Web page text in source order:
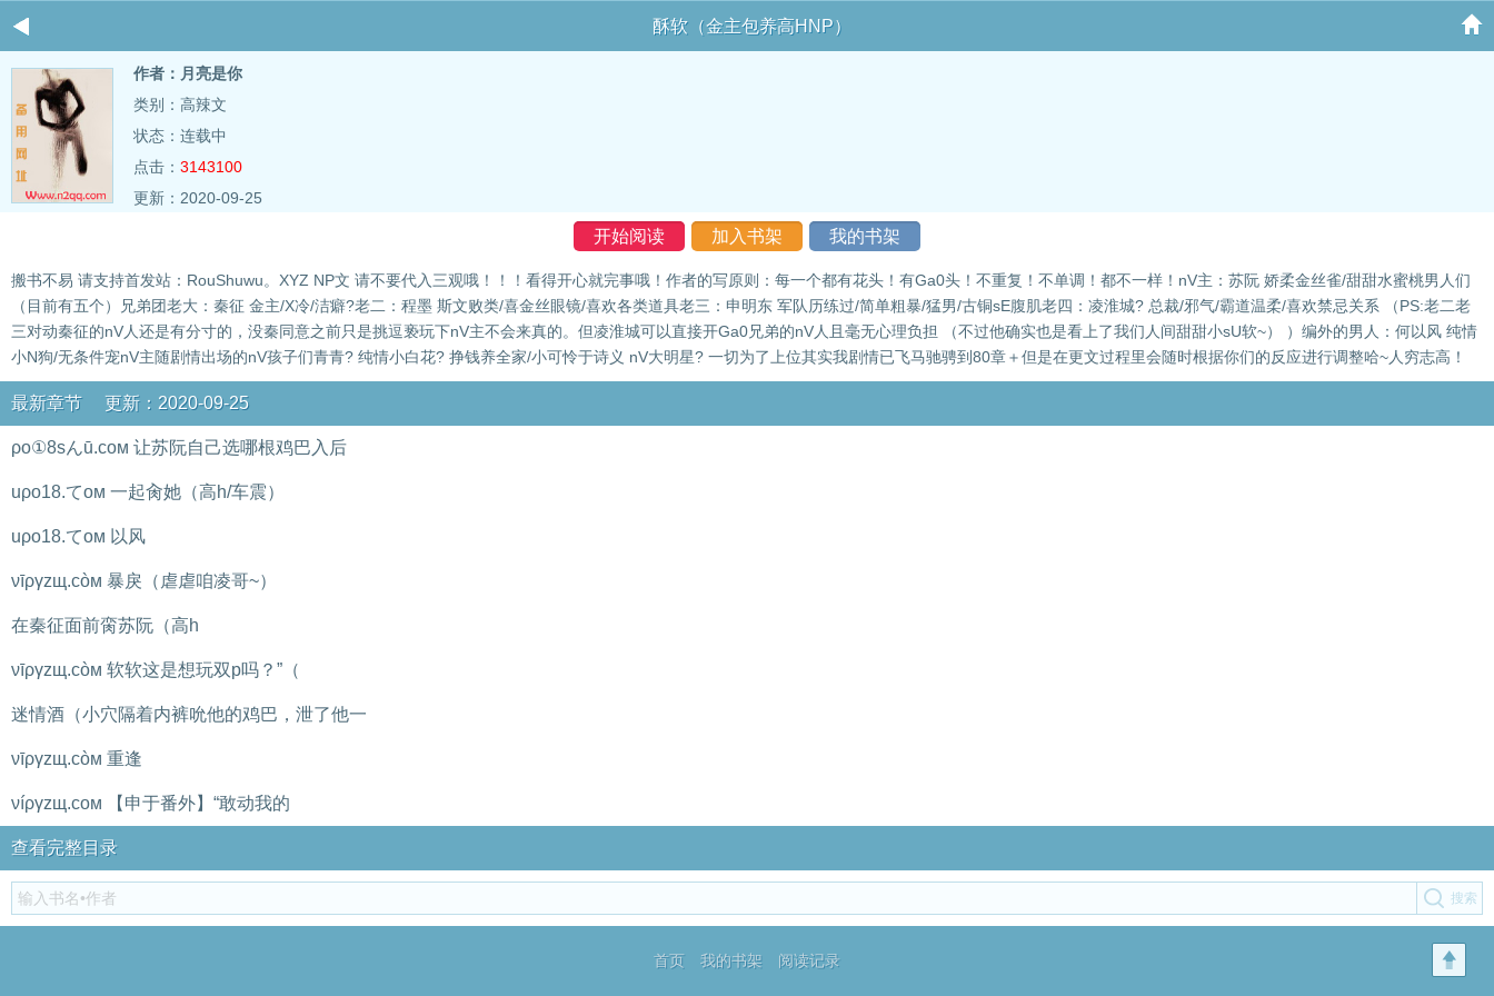
酥软（金主包养高HNP）
作者：月亮是你
类别：高辣文
状态：连载中
点击： 3143100
更新：2020-09-25
开始阅读 加入书架 我的书架
搬书不易 请支持首发站：RouShuwu。XYZ NP文 请不要代入三观哦！！！看得开心就完事哦！作者的写原则：每一个都有花头！有Ga0头！不重复！不单调！都不一样！nV主：苏阮 娇柔金丝雀/甜甜水蜜桃男人们
（目前有五个）兄弟团老大：秦征 金主/X冷/洁癖?老二：程墨 斯文败类/喜金丝眼镜/喜欢各类道具老三：申明东 军队历练过/简单粗暴/猛男/古铜sE腹肌老四：凌淮城? 总裁/邪气/霸道温柔/喜欢禁忌关系 （PS:老二老
三对动秦征的nV人还是有分寸的，没秦同意之前只是挑逗亵玩下nV主不会来真的。但凌淮城可以直接开Ga0兄弟的nV人且毫无心理负担 （不过他确实也是看上了我们人间甜甜小sU软~） ）编外的男人：何以风 纯情
小N狗/无条件宠nV主随剧情出场的nV孩子们青青? 纯情小白花? 挣钱养全家/小可怜于诗义 nV大明星? 一切为了上位其实我剧情已飞马驰骋到80章＋但是在更文过程里会随时根据你们的反应进行调整哈~人穷志高！
最新章节 更新：2020-09-25
ρo①8sんū.coм 让苏阮自己选哪根鸡巴入后
uρo18.てoм 一起肏她（高h/车震）
uρo18.てoм 以风
νīργzщ.còм 暴戾（虐虐咱凌哥~）
在秦征面前脔苏阮（高h
νīργzщ.còм 软软这是想玩双p吗？”（
迷情酒（小穴隔着内裤吮他的鸡巴，泄了他一
νīργzщ.còм 重逢
νíργzщ.cοм 【申于番外】“敢动我的
查看完整目录
首页 我的书架 阅读记录